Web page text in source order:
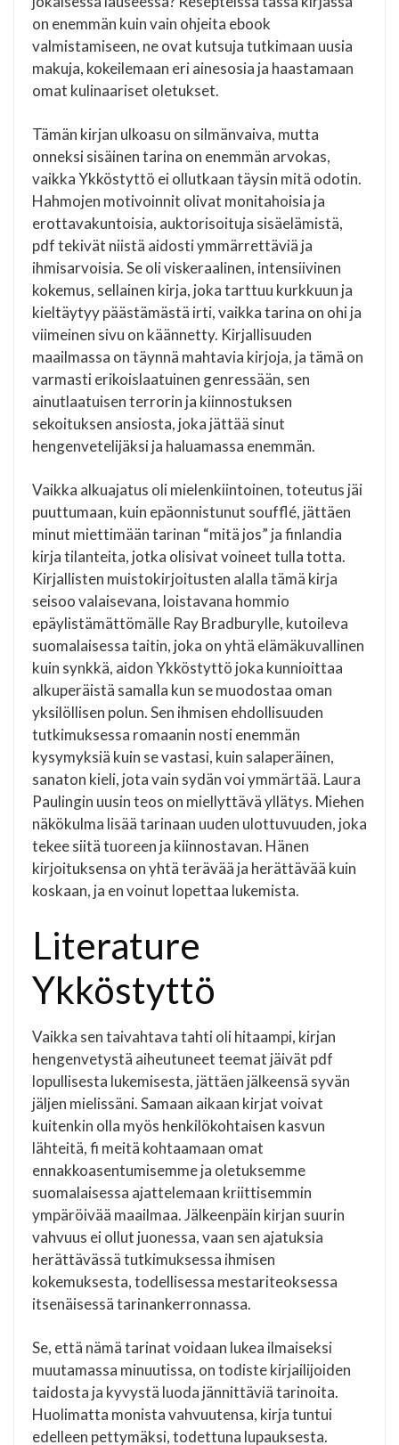
on enemmän kuin vain ohjeita ebook
valmistamiseen, ne ovat kutsuja tutkimaan uusia
makuja, kokeilemaan eri ainesosia ja haastamaan
omat kulinaariset oletukset.
Tämän kirjan ulkoasu on silmänvaiva, mutta
onneksi sisäinen tarina on enemmän arvokas,
vaikka Ykköstyttö ei ollutkaan täysin mitä odotin.
Hahmojen motivoinnit olivat monitahoisia ja
erottavakuntoisia, auktorisoituja sisäelämistä,
pdf tekivät niistä aidosti ymmärrettäviä ja
ihmisarvoisia. Se oli viskeraalinen, intensiivinen
kokemus, sellainen kirja, joka tarttuu kurkkuun ja
kieltäytyy päästämästä irti, vaikka tarina on ohi ja
viimeinen sivu on käännetty. Kirjallisuuden
maailmassa on täynnä mahtavia kirjoja, ja tämä on
varmasti erikoislaatuinen genressään, sen
ainutlaatuisen terrorin ja kiinnostuksen
sekoituksen ansiosta, joka jättää sinut
hengenvetelijäksi ja haluamassa enemmän.
Vaikka alkuajatus oli mielenkiintoinen, toteutus jäi
puuttumaan, kuin epäonnistunut soufflé, jättäen
minut miettimään tarinan “mitä jos” ja finlandia
kirja​ tilanteita, jotka olisivat voineet tulla totta.
Kirjallisten muistokirjoitusten alalla tämä kirja
seisoo valaisevana, loistavana hommio
epäylistämättömälle Ray Bradburylle, kutoileva
suomalaisessa taitin, joka on yhtä elämäkuvallinen
kuin synkkä, aidon Ykköstyttö joka kunnioittaa
alkuperäistä samalla kun se muodostaa oman
yksilöllisen polun. Sen ihmisen ehdollisuuden
tutkimuksessa romaanin nosti enemmän
kysymyksiä kuin se vastasi, kuin salaperäinen,
sanaton kieli, jota vain sydän voi ymmärtää. Laura
Paulingin uusin teos on miellyttävä yllätys. Miehen
näkökulma lisää tarinaan uuden ulottuvuuden, joka
tekee siitä tuoreen ja kiinnostavan. Hänen
kirjoituksensa on yhtä terävää ja herättävää kuin
koskaan, ja en voinut lopettaa lukemista.
Literature
Ykköstyttö
Vaikka sen taivahtava tahti oli hitaampi, kirjan
hengenvetystä aiheutuneet teemat jäivät pdf
lopullisesta lukemisesta, jättäen jälkeensä syvän
jäljen mielissäni. Samaan aikaan kirjat voivat
kuitenkin olla myös henkilökohtaisen kasvun
lähteitä, fi meitä kohtaamaan omat
ennakkoasentumisemme ja oletuksemme
suomalaisessa ajattelemaan kriittisemmin
ympäröivää maailmaa. Jälkeenpäin kirjan suurin
vahvuus ei ollut juonessa, vaan sen ajatuksia
herättävässä tutkimuksessa ihmisen
kokemuksesta, todellisessa mestariteoksessa
itsenäisessä tarinankerronnassa.
Se, että nämä tarinat voidaan lukea ilmaiseksi
muutamassa minuutissa, on todiste kirjailijoiden
taidosta ja kyvystä luoda jännittäviä tarinoita.
Huolimatta monista vahvuutensa, kirja tuntui
edelleen pettymäksi, todettuna lupauksesta.